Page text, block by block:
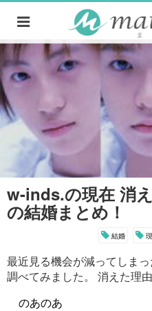
w-inds.の現在 消
の結婚まとめ！
結婚
最近見る機会が減ってしま
調べてみました。 消えた理
のあのあ